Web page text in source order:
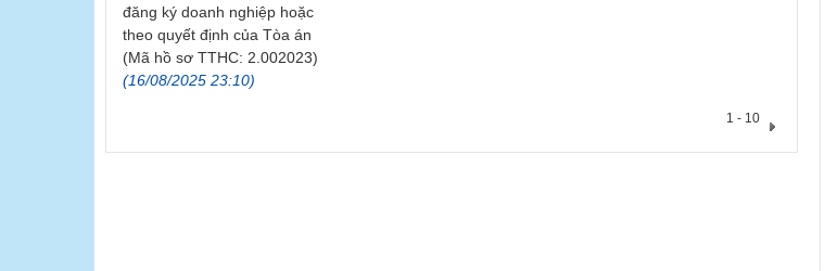
đăng ký doanh nghiệp hoặc
theo quyết định của Tòa án
(Mã hồ sơ TTHC: 2.002023)
(16/08/2025 23:10)
1 - 10